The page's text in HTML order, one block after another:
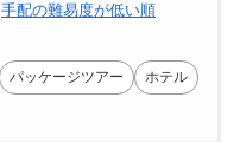
手配の難易度が低い順
パッケージツアー ホテル